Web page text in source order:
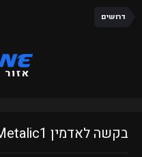
דרושים
בקשה לאדמין Metalic1